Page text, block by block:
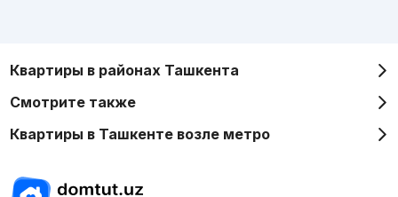
Квартиры в районах Ташкента
Смотрите также
Квартиры в Ташкенте возле метро